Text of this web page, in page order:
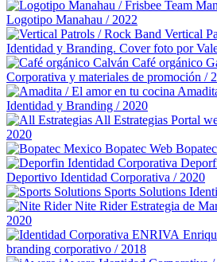
Logotipo Manahau / 2022
Vertical
Identidad y Branding. Cover foto por
Café orgánico
Corporativa y materiales de promoción /
Identidad y Branding / 2020
All Estrategias Portal
2020
Bopatec Web
Deportivo Identidad Corporativa / 2020
Sports Solutions
Nite Rider Estrategia de
2020
branding corporativo / 2018